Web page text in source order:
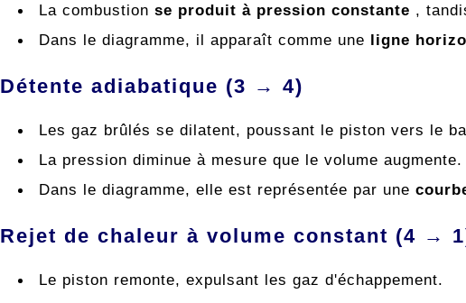
La combustionse produit à pression constante ,
Dans le diagramme, il apparaît comme une ligne
Détente adiabatique (3 → 4)
Les gaz brûlés se dilatent, poussant le piston vers le
La pression diminue à mesure que le volume augmente.
Dans le diagramme, elle est représentée par une
Rejet de chaleur à volume constant (4 →
Le piston remonte, expulsant les gaz d'échappement.